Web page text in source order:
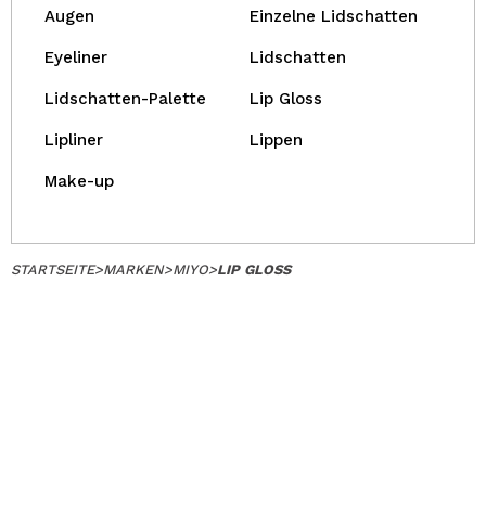
Augen Einzelne Lidschatten
Eyeliner Lidschatten
Lidschatten-Palette Lip Gloss
Lipliner Lippen
Make-up
STARTSEITE>MARKEN>MIYO>LIP GLOSS